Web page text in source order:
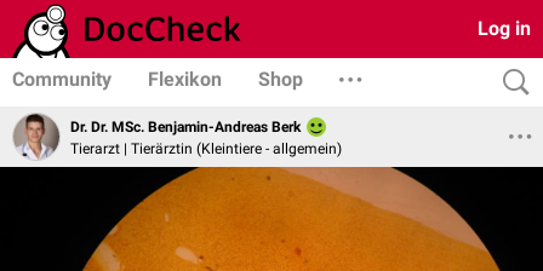
Log in
Community Flexikon Shop
Dr. Dr. MSc. Benjamin-Andreas Berk
Tierarzt | Tierärztin (Kleintiere - allgemein)